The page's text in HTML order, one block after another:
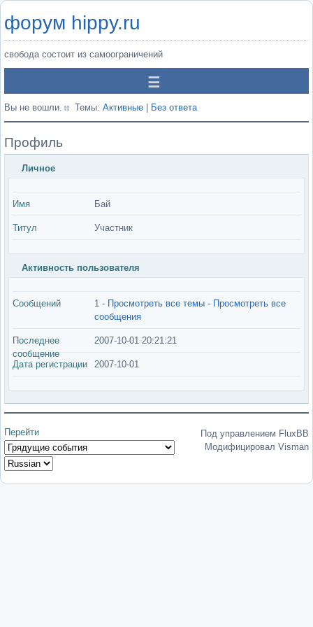
форум hippy.ru
свобода состоит из самоограничений
Вы не вошли. Темы: Активные Без ответа
Профиль
Личное
Имя Бай
Титул Участник
Активность пользователя
Сообщений 1 - Просмотреть все темы - Просмотреть все
сообщения
Последнее
сообщение
2007-10-01 20:21:21
Дата регистрации 2007-10-01
Перейти
Под управлением FluxBB
Модифицировал Visman